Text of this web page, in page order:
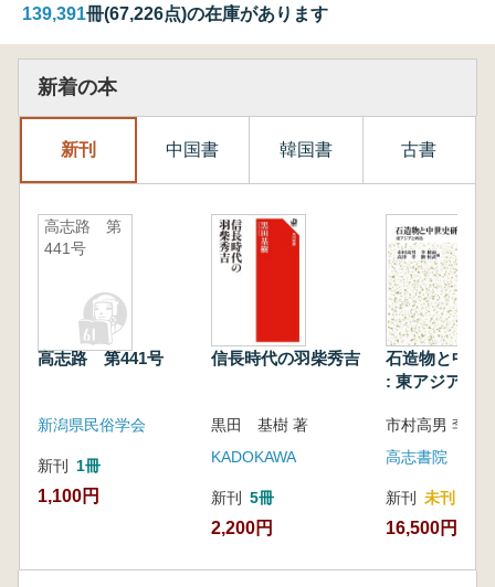
139,391冊(67,226点)の在庫があります
新着の本
新刊 中国書 韓国書 古書
高志路 第
441号
高志路 第441号
新潟県民俗学会
新刊 1冊
1,100円
信長時代の羽柴秀吉
黒田 基樹 著
KADOKAWA
新刊 5冊
2,200円
石造物と中世
: 東アジアと
高志書院
新刊 未刊
16,500円